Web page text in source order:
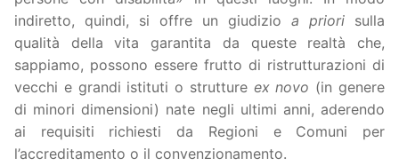
indiretto, quindi, si offre un giudizio a priori sulla
qualità della vita garantita da queste realtà che,
sappiamo, possono essere frutto di ristrutturazioni di
vecchi e grandi istituti o strutture ex novo (in genere
di minori dimensioni) nate negli ultimi anni, aderendo
ai requisiti richiesti da Regioni e Comuni per
l’accreditamento o il convenzionamento.